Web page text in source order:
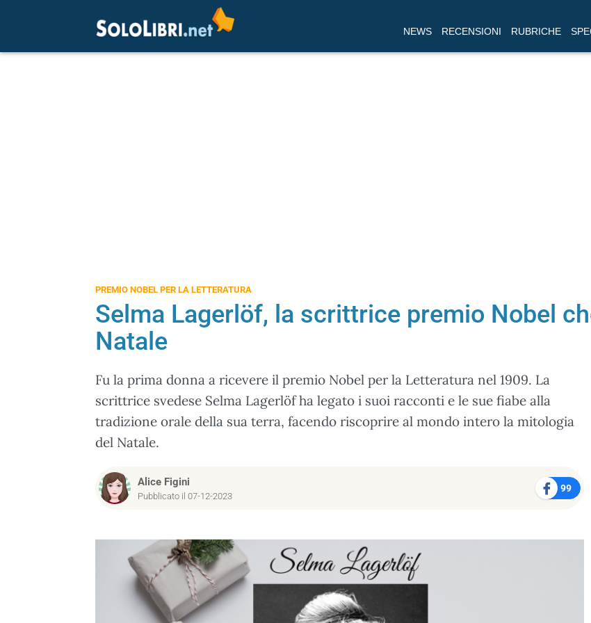
NEWS RECENSIONI RUBRICHE
PREMIO NOBEL PER LA LETTERATURA
Selma Lagerlöf, la scrittrice premio Nobel
Natale
Fu la prima donna a ricevere il premio Nobel per la Letteratura nel 1909. La
scrittrice svedese Selma Lagerlöf ha legato i suoi racconti e le sue fiabe alla
tradizione orale della sua terra, facendo riscoprire al mondo intero la mitologia
del Natale.
Alice Figini
Pubblicato il 07-12-2023
99